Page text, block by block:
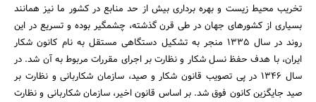
تخریب محیط زیست و بهره برداری بیش از حد منابع در کشور ما نیز همانند
بسیاری از کشورهای جهان در طی قرن گذشته، چشمگیر بوده و تسریع در این
روند در سال 1335 منجر به تشکیل دستگاهی مستقل به نام کانون شکار
ایران، با هدف حفظ نسل شکار و نظارت بر اجرای مقررات مربوط به آن شد. در
سال 1346 در پی تصویب قانون شکار و صید، سازمان شکاربانی و نظارت بر
صید جایگزین کانون فوق شد. بر اساس قانون اخیر، سازمان شکاربانی و نظارت